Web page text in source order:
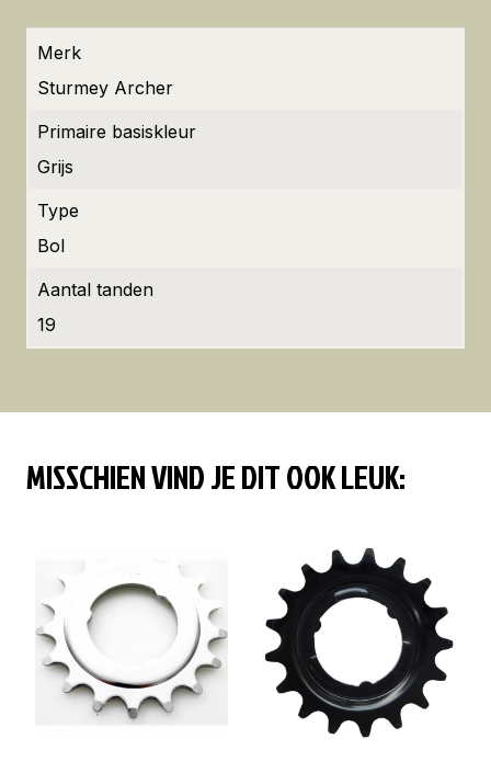
Merk
Sturmey Archer
Primaire basiskleur
Grijs
Type
Bol
Aantal tanden
19
MISSCHIEN VIND JE DIT OOK LEUK: